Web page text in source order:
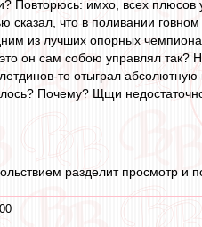
Повторюсь: имхо, всех плюсов
сказал, что в поливании
из лучших опорных
он сам собою управлял так?
то отыграл
Почему? Щщи
разделит просмотр